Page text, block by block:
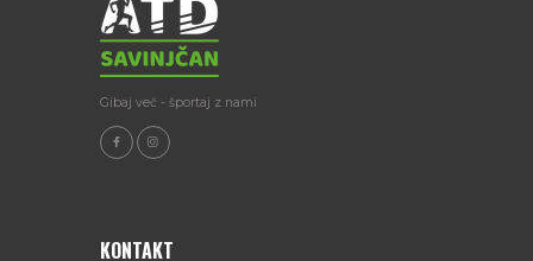
Gibaj več - športaj z nami
KONTAKT